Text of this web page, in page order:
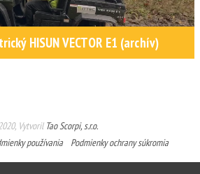
HISUN VECTOR E1 (archív)
Vytvoril Tao Scorpi, s.r.o.
používania Podmienky ochrany súkromia